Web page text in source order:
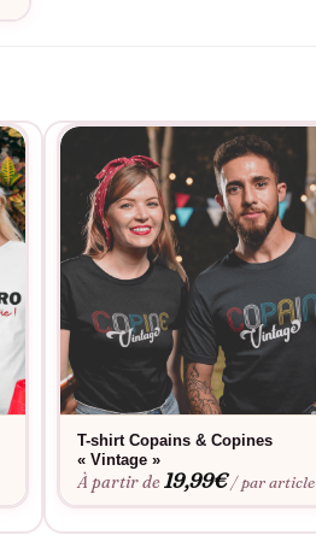
T-shirt Copains & Copines
« Vintage »
À partir de19,99€ / par article